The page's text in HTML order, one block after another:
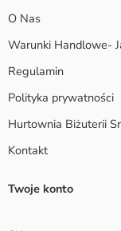
O Nas
Warunki Handlowe-
Regulamin
Polityka prywatności
Hurtownia Biżuterii
Kontakt
Twoje konto